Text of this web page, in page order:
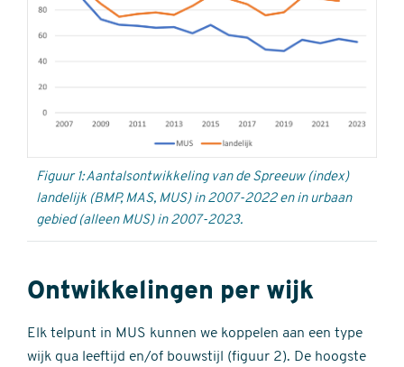
Figuur 1: Aantalsontwikkeling van de Spreeuw (index)
landelijk (BMP, MAS, MUS) in 2007-2022 en in urbaan
gebied (alleen MUS) in 2007-2023.
Ontwikkelingen per wijk
Elk telpunt in MUS kunnen we koppelen aan een type
wijk qua leeftijd en/of bouwstijl (figuur 2). De hoogste